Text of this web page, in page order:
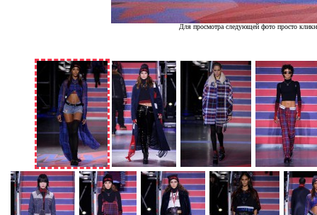
Для просмотра следующей фото просто